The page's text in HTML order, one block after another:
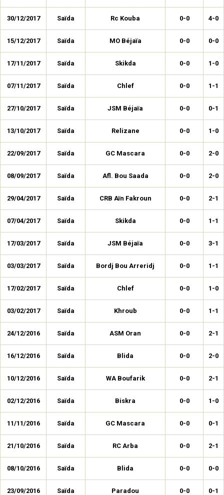
30/12/2017 Saïda Rc Kouba 0-0 4-0
15/12/2017 Saïda MO Béjaïa 0-0 0-0
17/11/2017 Saïda Skikda 0-0 1-0
07/11/2017 Saïda Chlef 0-0 1-1
27/10/2017 Saïda JSM Béjaïa 0-0 0-1
13/10/2017 Saïda Relizane 0-0 1-0
22/09/2017 Saïda GC Mascara 0-0 2-0
08/09/2017 Saïda Afl. Bou Saada 0-0 2-0
29/04/2017 Saïda CRB Aïn Fakroun 0-0 2-1
07/04/2017 Saïda Skikda 0-0 1-1
17/03/2017 Saïda JSM Béjaïa 0-0 3-1
03/03/2017 Saïda Bordj Bou Arreridj 0-0 1-1
17/02/2017 Saïda Chlef 0-0 1-0
03/02/2017 Saïda Khroub 0-0 1-1
24/12/2016 Saïda ASM Oran 0-0 2-1
16/12/2016 Saïda Blida 0-0 2-0
10/12/2016 Saïda WA Boufarik 0-0 2-1
02/12/2016 Saïda Biskra 0-0 1-0
11/11/2016 Saïda GC Mascara 0-0 0-1
21/10/2016 Saïda RC Arba 0-0 2-1
08/10/2016 Saïda Blida 0-0 0-0
23/09/2016 Saïda Paradou 0-0 0-1